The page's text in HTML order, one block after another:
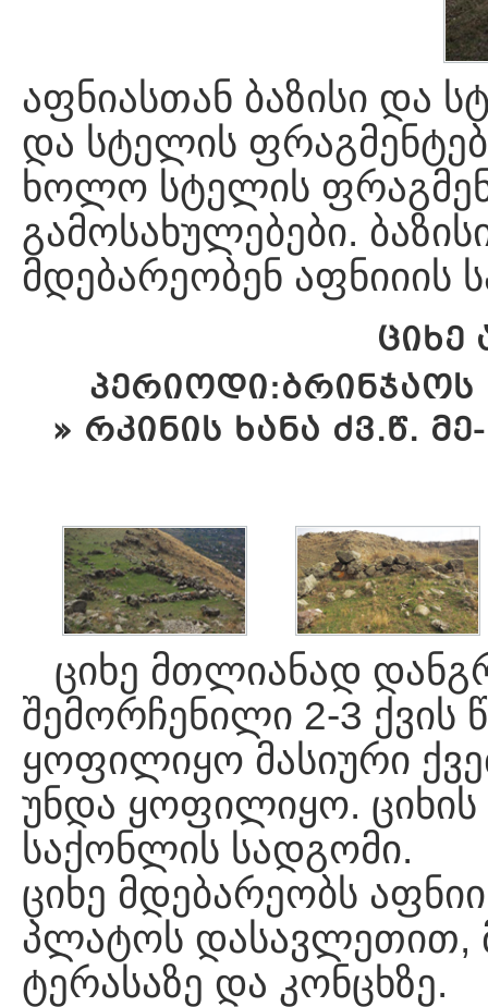
აფნიასთან ბაზისი და
და სტელის
ხოლო სტელის
გამოსახულებები.
მდებარეობენ აფნიიის
ᲪᲘᲮᲔ
ᲞᲔᲠᲘᲝᲓᲘ:ᲑᲠᲘᲜᲯᲐᲝᲡ
» ᲠᲙᲘᲜᲘᲡ ᲮᲐᲜᲐ ᲫᲕ.Წ.
ციხე მთლიანად
შემორჩენილი 2-3 ქვის
ყოფილიყო მასიური
უნდა ყოფილიყო.
საქონლის სადგომი.
ციხე მდებარეობს
პლატოს დასავლეთით,
ტერასაზე და კონცხზე.